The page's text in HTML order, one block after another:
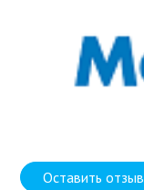
Оставить отзыв